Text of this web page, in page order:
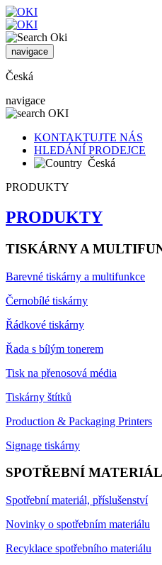
navigace
Česká
navigace
KONTAKTUJTE NÁS
HLEDÁNÍ PRODEJCE
Česká
PRODUKTY
PRODUKTY
TISKÁRNY A
Barevné tiskárny a multifunkce
Černobílé tiskárny
Řádkové tiskárny
Řada s bílým tonerem
Tisk na přenosová média
Tiskárny štítků
Production & Packaging Printers
Signage tiskárny
SPOTŘEBNÍ
Spotřební materiál, příslušenství
Novinky o spotřebním materiálu
Recyklace spotřebního materiálu